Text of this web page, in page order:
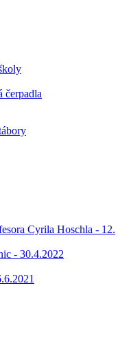
čerpadla
Cyrila Hoschla - 12.
- 30.4.2022